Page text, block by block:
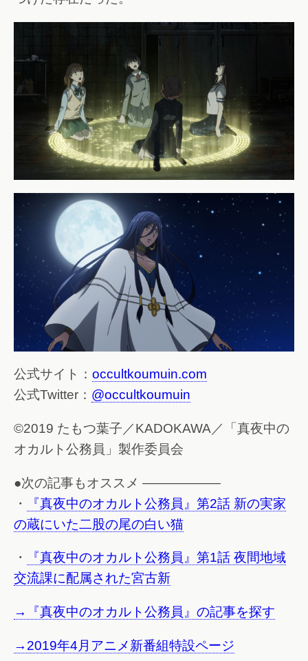
公式サイト： occultkoumuin.com
公式Twitter： @occultkoumuin
©2019 たもつ葉子／KADOKAWA／「真夜中の
オカルト公務員」製作委員会
●次の記事もオススメ ——————
・
『真夜中のオカルト公務員』第2話 新の実家
の蔵にいた二股の尾の白い猫
・
『真夜中のオカルト公務員』第1話 夜間地域
交流課に配属された宮古新
→『真夜中のオカルト公務員』の記事を探す
→2019年4月アニメ新番組特設ページ